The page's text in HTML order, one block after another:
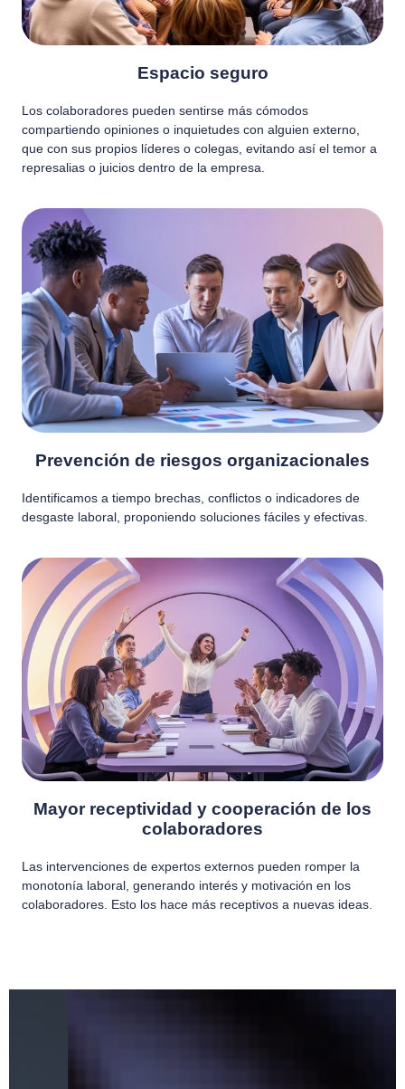
Espacio seguro
Los colaboradores pueden sentirse más cómodos
compartiendo opiniones o inquietudes con alguien externo,
que con sus propios líderes o colegas, evitando así el temor a
represalias o juicios dentro de la empresa.
Prevención de riesgos organizacionales
Identificamos a tiempo brechas, conflictos o indicadores de
desgaste laboral, proponiendo soluciones fáciles y efectivas.
Mayor receptividad y cooperación de los
colaboradores
Las intervenciones de expertos externos pueden romper la
monotonía laboral, generando interés y motivación en los
colaboradores. Esto los hace más receptivos a nuevas ideas.